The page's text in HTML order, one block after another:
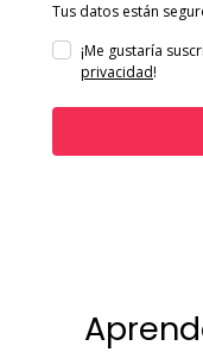
Tus datos están
¡Me gustaría
privacidad!